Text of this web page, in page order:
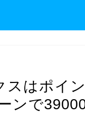
スはポイ
ンで